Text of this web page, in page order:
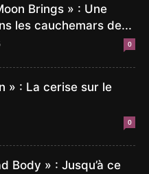
Brings » : Une
les cauchemars de...
0
» : La cerise sur le
0
Body » : Jusqu’à ce